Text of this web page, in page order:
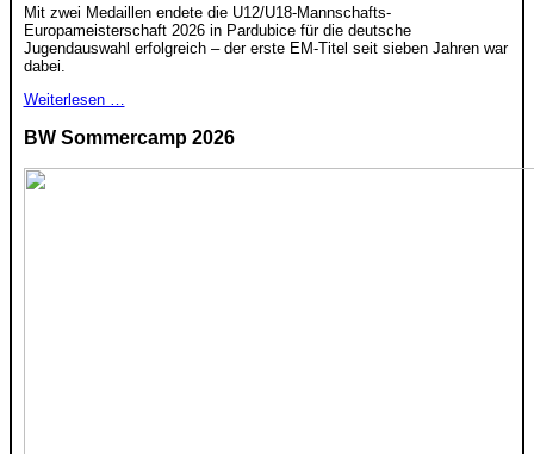
Mit zwei Medaillen endete die U12/U18-Mannschafts-
Europameisterschaft 2026 in Pardubice für die deutsche
Jugendauswahl erfolgreich – der erste EM-Titel seit sieben Jahren war
dabei.
Weiterlesen …
BW Sommercamp 2026